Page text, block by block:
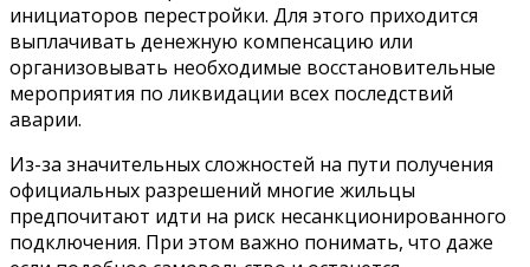
инициаторов перестройки. Для этого приходится
выплачивать денежную компенсацию или
организовывать необходимые восстановительные
мероприятия по ликвидации всех последствий
аварии.
Из-за значительных сложностей на пути получения
официальных разрешений многие жильцы
предпочитают идти на риск несанкционированного
подключения. При этом важно понимать, что даже